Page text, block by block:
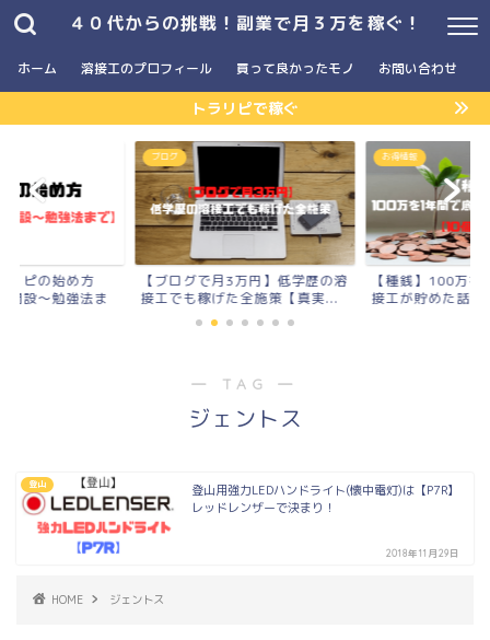
４０代からの挑戦！副業で月３万を稼ぐ！
ホーム 溶接工のプロフィール 買って良かったモノ お問い合わせ
トラリピで稼ぐ
め方
強法ま
【ブログで月3万円】低学歴の溶
接工でも稼げた全施策【真実...
お得情報
【種銭】100万を1年間で
接工が貯めた話【10個の
― TAG ―
ジェントス
登山
登山用強力LEDハンドライト(懐中電灯)は【P7R】
レッドレンザーで決まり！
2018年11月29日
HOME ジェントス